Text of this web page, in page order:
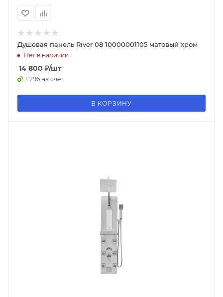
Душевая панель River 08 10000001105 матовый хром
Нет в наличии
14 800 ₽/шт
+ 296 на счет
В КОРЗИНУ